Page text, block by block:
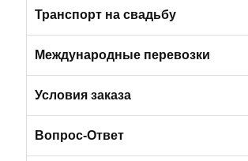
Легковыми авто и минивэнами
Транспорт на свадьбу
Автобусы
Микроавтобусы
Международные перевозки
Условия заказа
Отличия трансфера от аренды
Вопрос-Ответ